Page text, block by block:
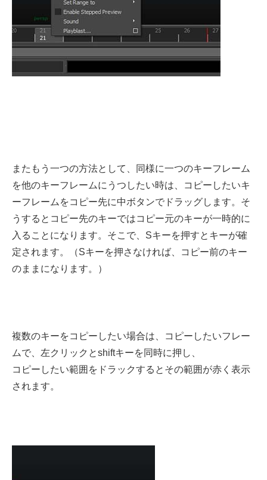
またもう一つの方法として、同様に一つのキーフレーム
を他のキーフレームにうつしたい時は、コピーしたいキ
ーフレームをコピー先に中ボタンでドラッグします。そ
うするとコピー先のキーではコピー元のキーが一時的に
入ることになります。そこで、Sキーを押すとキーが確
定されます。（Sキーを押さなければ、コピー前のキー
のままになります。）
複数のキーをコピーしたい場合は、コピーしたいフレー
ムで、左クリックとshiftキーを同時に押し、
コピーしたい範囲をドラックするとその範囲が赤く表示
されます。